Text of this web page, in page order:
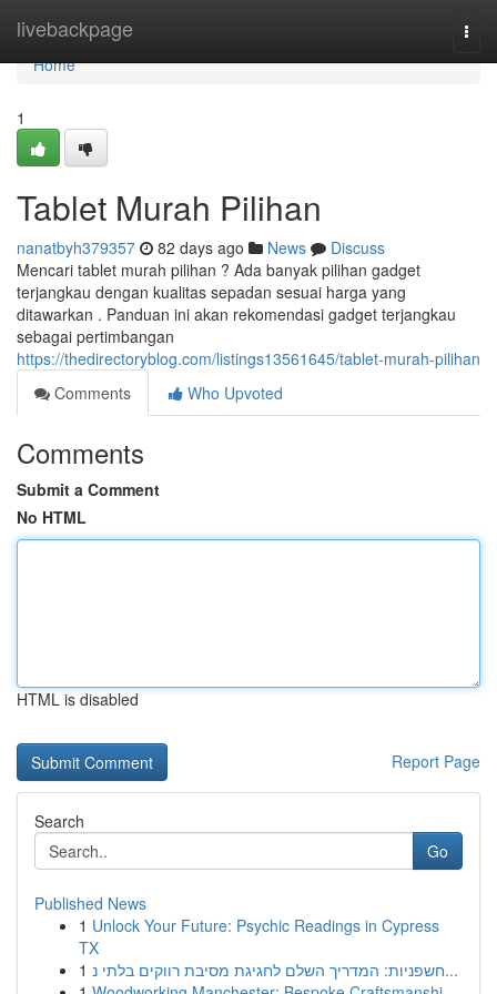
livebackpage
Home
Home
1
Tablet Murah Pilihan
nanatbyh379357 82 days ago News
Discuss
Mencari tablet murah pilihan ? Ada banyak pilihan gadget
terjangkau dengan kualitas sepadan sesuai harga yang
ditawarkan . Panduan ini akan rekomendasi gadget terjangkau
sebagai pertimbangan
https://thedirectoryblog.com/listings13561645/tablet-murah-pilihan
Comments
Who Upvoted
Comments
Submit a Comment
No HTML
HTML is disabled
Report Page
Search
Go
Published News
1 Unlock Your Future: Psychic Readings in Cypress
TX
1
חשפניות: המדריך השלם לחגיגת מסיבת רווקים בלתי נ...